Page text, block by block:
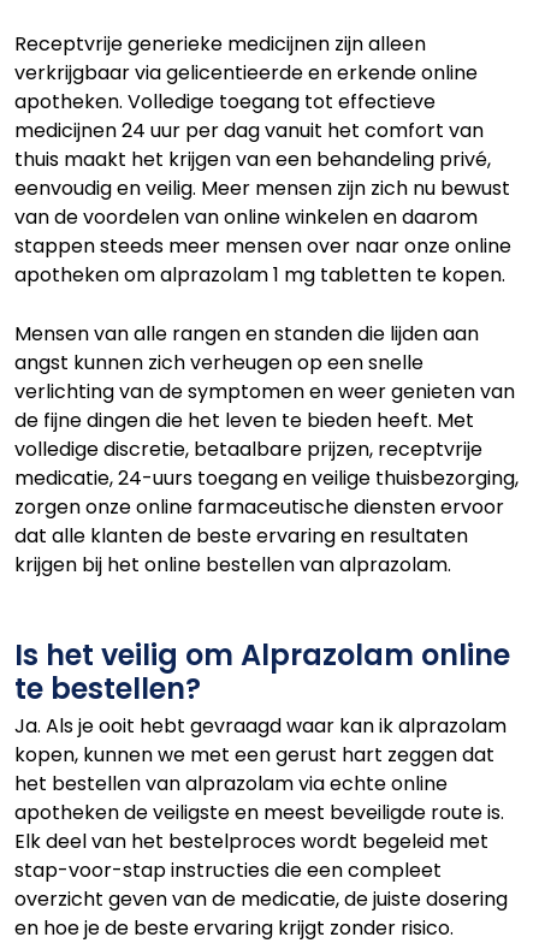
Receptvrije generieke medicijnen zijn alleen
verkrijgbaar via gelicentieerde en erkende online
apotheken. Volledige toegang tot effectieve
medicijnen 24 uur per dag vanuit het comfort van
thuis maakt het krijgen van een behandeling privé,
eenvoudig en veilig. Meer mensen zijn zich nu bewust
van de voordelen van online winkelen en daarom
stappen steeds meer mensen over naar onze online
apotheken om alprazolam 1 mg tabletten te kopen.
Mensen van alle rangen en standen die lijden aan
angst kunnen zich verheugen op een snelle
verlichting van de symptomen en weer genieten van
de fijne dingen die het leven te bieden heeft. Met
volledige discretie, betaalbare prijzen, receptvrije
medicatie, 24-uurs toegang en veilige thuisbezorging,
zorgen onze online farmaceutische diensten ervoor
dat alle klanten de beste ervaring en resultaten
krijgen bij het online bestellen van alprazolam.
Is het veilig om Alprazolam online
te bestellen?
Ja. Als je ooit hebt gevraagd waar kan ik alprazolam
kopen, kunnen we met een gerust hart zeggen dat
het bestellen van alprazolam via echte online
apotheken de veiligste en meest beveiligde route is.
Elk deel van het bestelproces wordt begeleid met
stap-voor-stap instructies die een compleet
overzicht geven van de medicatie, de juiste dosering
en hoe je de beste ervaring krijgt zonder risico.